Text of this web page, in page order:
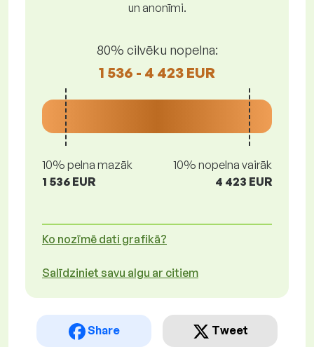
un anonīmi.
80% cilvēku nopelna:
1 536 - 4 423 EUR
10% pelna mazāk
1 536 EUR
10% nopelna vairāk
4 423 EUR
Ko nozīmē dati grafikā?
Salīdziniet savu algu ar citiem
Share Tweet